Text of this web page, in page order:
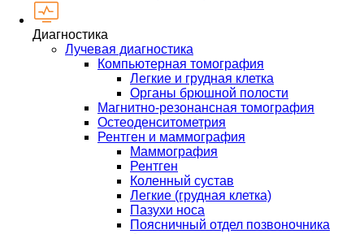
Диагностика
Лучевая диагностика
Компьютерная томография
Легкие и грудная клетка
Органы брюшной полости
Магнитно-резонансная томография
Остеоденситометрия
Рентген и маммография
Маммография
Рентген
Коленный сустав
Легкие (грудная клетка)
Пазухи носа
Поясничный отдел позвоночника